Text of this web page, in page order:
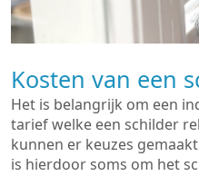
Kosten van een
Het is belangrijk om een
tarief welke een schilder
kunnen er keuzes
is hierdoor soms om het